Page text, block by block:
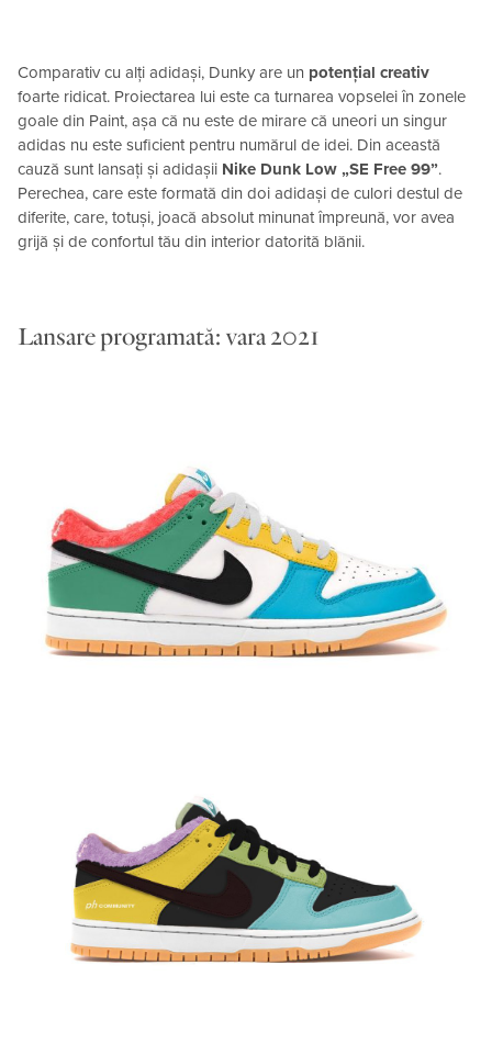
Comparativ cu alți adidași, Dunky are un potențial creativ
foarte ridicat. Proiectarea lui este ca turnarea vopselei în zonele
goale din Paint, așa că nu este de mirare că uneori un singur
adidas nu este suficient pentru numărul de idei. Din această
cauză sunt lansați și adidașii Nike Dunk Low „SE Free 99”.
Perechea, care este formată din doi adidași de culori destul de
diferite, care, totuși, joacă absolut minunat împreună, vor avea
grijă și de confortul tău din interior datorită blănii.
Lansare programată: vara 2021